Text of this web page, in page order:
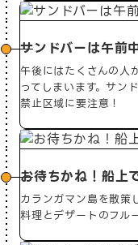
サンドバーは午前
午後にはたくさんの人
ってしまいます。サン
禁止区域に要注意！
お待ちかね！船上
カランガマン島を散策
料理とデザートのフル